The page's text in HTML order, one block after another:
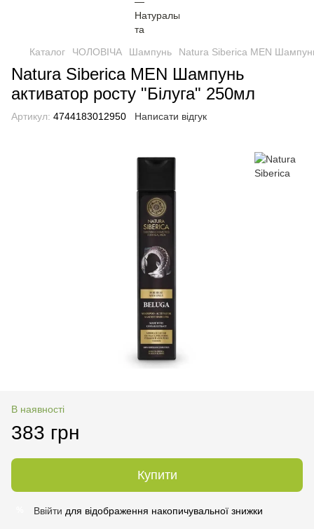
Каталог ЧОЛОВІЧА Шампунь Natura Siberica MEN
Natura Siberica MEN Шампунь
активатор росту "Білуга" 250мл
Артикул: 4744183012950 Написати відгук
В наявності
383 грн
Купити
Ввійти для відображення накопичувальної знижки